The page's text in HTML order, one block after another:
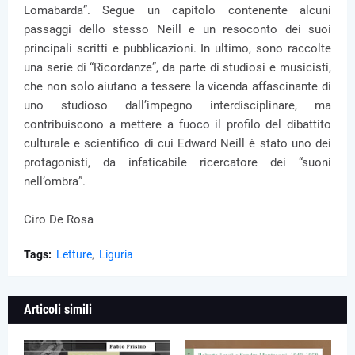
Lomabarda”. Segue un capitolo contenente alcuni
passaggi dello stesso Neill e un resoconto dei suoi
principali scritti e pubblicazioni. In ultimo, sono raccolte
una serie di “Ricordanze”, da parte di studiosi e musicisti,
che non solo aiutano a tessere la vicenda affascinante di
uno studioso dall’impegno interdisciplinare, ma
contribuiscono a mettere a fuoco il profilo del dibattito
culturale e scientifico di cui Edward Neill è stato uno dei
protagonisti, da infaticabile ricercatore dei “suoni
nell’ombra”.
Ciro De Rosa
Tags: Letture Liguria
Articoli simili